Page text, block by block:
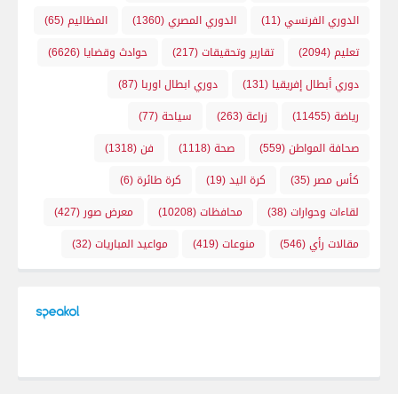
الدوري الفرنسي(11) الدوري المصري(1360) المظاليم(65)
تعليم(2094) تقارير وتحقيقات(217) حوادث وقضايا (6626)
دوري أبطال إفريقيا (131) دوري ابطال اوربا (87)
رياضة(11455) زراعة(263) سياحة(77)
صحافة المواطن(559) صحة(1118) فن(1318)
كأس مصر(35) كرة اليد(19) كرة طائرة(6)
لقاءات وحوارات(38) محافظات(10208) معرض صور(427)
مقالات رأي(546) منوعات(419) مواعيد المباريات(32)